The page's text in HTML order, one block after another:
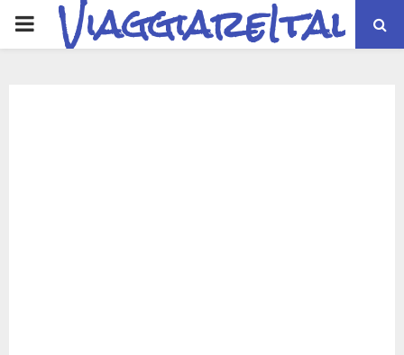
PRIMARYViaggiareItalia